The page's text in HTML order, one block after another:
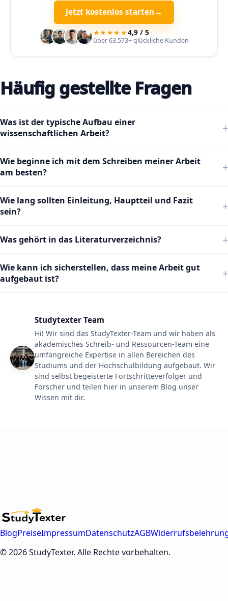
Jetzt kostenlos starten →
★★★★★4,9 / 5
über 63.573+ glückliche Kunden
Häufig gestellte Fragen
Was ist der typische Aufbau einer
wissenschaftlichen Arbeit?
Wie beginne ich mit dem Schreiben meiner Arbeit
am besten?
Wie lang sollten Einleitung, Hauptteil und Fazit
sein?
Was gehört in das Literaturverzeichnis?
Wie kann ich sicherstellen, dass meine Arbeit gut
aufgebaut ist?
Studytexter Team
Hi! Wir sind das StudyTexter-Team und wir haben als
akademisches Schreib- und Ressourcen-Team eine
umfangreiche Expertise in allen Bereichen des
Studiums und der Hochschulbildung aufgebaut. Wir
sind selbst begeisterte Fortschritteverfolger und
Forscher und teilen hier in unserem Blog unser
Wissen mit dir.
BlogPreiseImpressumDatenschutzAGB
© 2026 StudyTexter. Alle Rechte vorbehalten.